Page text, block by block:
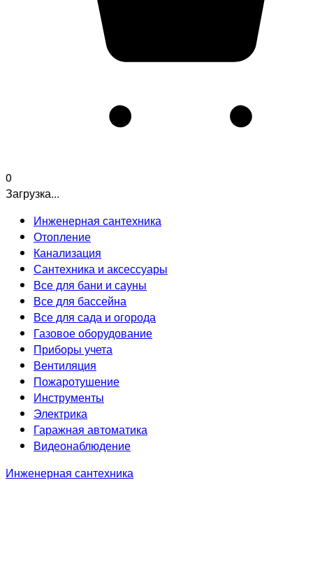
0
Загрузка...
Инженерная сантехника
Отопление
Канализация
Сантехника и аксессуары
Все для бани и сауны
Все для бассейна
Все для сада и огорода
Газовое оборудование
Приборы учета
Вентиляция
Пожаротушение
Инструменты
Электрика
Гаражная автоматика
Видеонаблюдение
Инженерная сантехника